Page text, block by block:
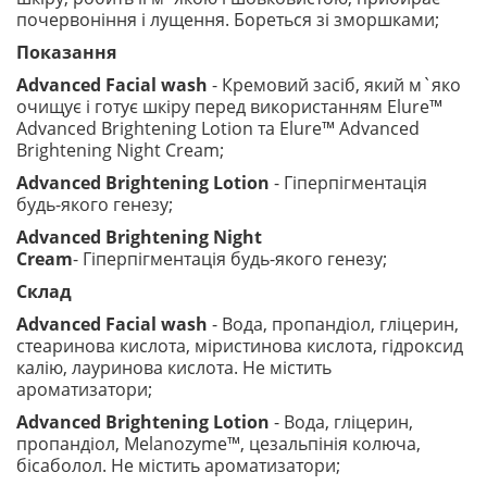
почервоніння і лущення. Бореться зі зморшками;
Показання
Advanced Facial wash - Кремовий засіб, який м`яко
очищує і готує шкіру перед використанням Elure™
Advanced Brightening Lotion та Elure™ Advanced
Brightening Night Cream;
Advanced Brightening Lotion - Гіперпігментація
будь-якого генезу;
Advanced Brightening Night
Cream- Гіперпігментація будь-якого генезу;
Cклад
Advanced Facial wash - Вода, пропандіол, гліцерин,
стеаринова кислота, міристинова кислота, гідроксид
калію, лауринова кислота. Не містить
ароматизатори;
Advanced Brightening Lotion - Вода, гліцерин,
пропандіол, Melanozyme™, цезальпінія колюча,
бісаболол. Не містить ароматизатори;